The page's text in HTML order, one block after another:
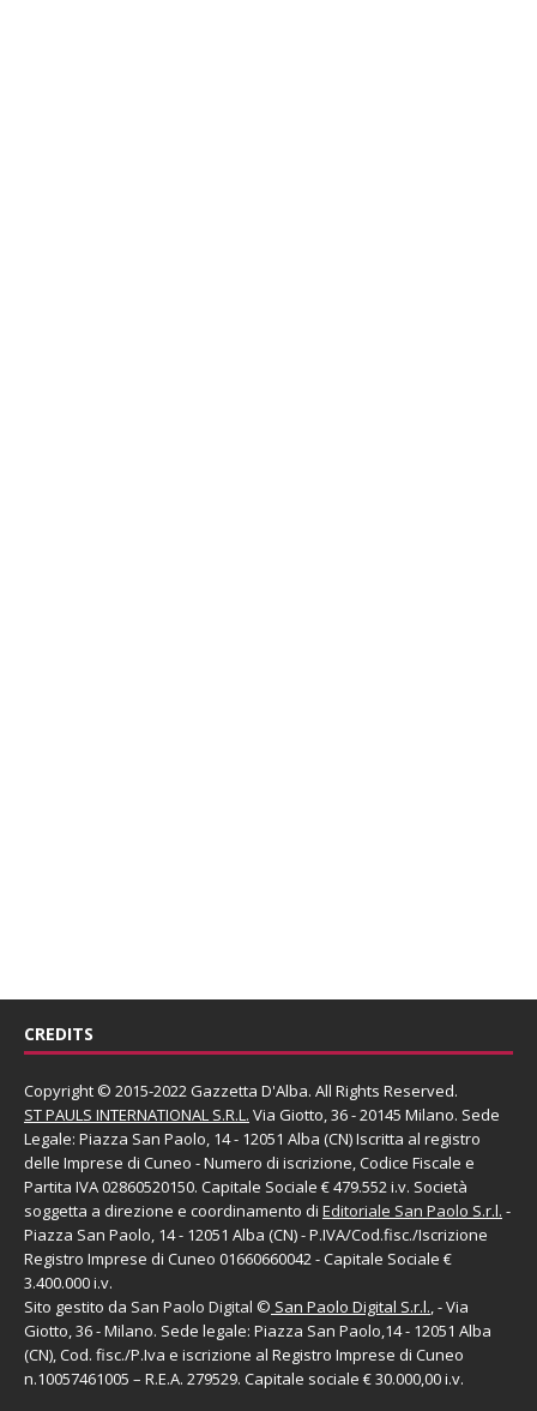
CREDITS
Copyright © 2015-2022 Gazzetta D'Alba. All Rights Reserved.
ST PAULS INTERNATIONAL S.R.L. Via Giotto, 36 - 20145 Milano. Sede
Legale: Piazza San Paolo, 14 - 12051 Alba (CN) Iscritta al registro
delle Imprese di Cuneo - Numero di iscrizione, Codice Fiscale e
Partita IVA 02860520150. Capitale Sociale € 479.552 i.v. Società
soggetta a direzione e coordinamento di Editoriale San Paolo S.r.l. -
Piazza San Paolo, 14 - 12051 Alba (CN) - P.IVA/Cod.fisc./Iscrizione
Registro Imprese di Cuneo 01660660042 - Capitale Sociale €
3.400.000 i.v.
Sito gestito da San Paolo Digital © San Paolo Digital S.r.l., - Via
Giotto, 36 - Milano. Sede legale: Piazza San Paolo,14 - 12051 Alba
(CN), Cod. fisc./P.Iva e iscrizione al Registro Imprese di Cuneo
n.10057461005 – R.E.A. 279529. Capitale sociale € 30.000,00 i.v.